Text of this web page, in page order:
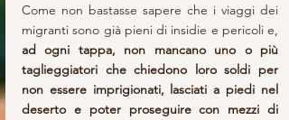
Come non bastasse sapere che i viaggi dei
ad ogni tappa, non mancano uno o più
taglieggiatori che chiedono loro soldi per
non essere imprigionati, lasciati a piedi nel
deserto e poter proseguire con mezzi di